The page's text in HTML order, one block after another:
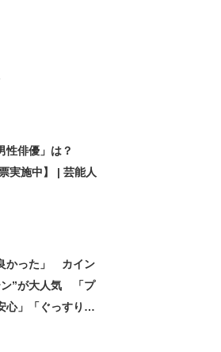
性俳優」は？
実施中】 | 芸能人
かった」 カイン
ン”が大人気 「プ
心」「ぐっすり眠